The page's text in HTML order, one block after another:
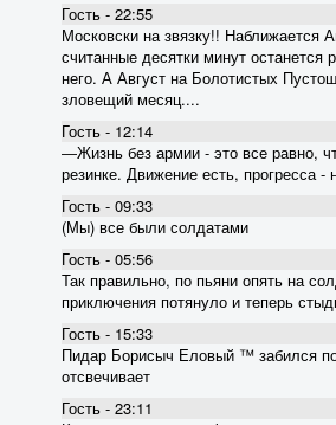
Гость - 22:55
Московски на звязку!! Наближается
считанные десятки минут останется
него. А Август на Болотистых
зловещий месяц....
Гость - 12:14
―Жизнь без армии - это все равно,
резинке. Движение есть, прогресса -
Гость - 09:33
(Мы) все были солдатами
Гость - 05:56
Так правильно, по пьяни опять на
приключения потянуло и теперь
Гость - 15:33
Пидар Борисыч Еловый ™ забился
отсвечивает
Гость - 23:11